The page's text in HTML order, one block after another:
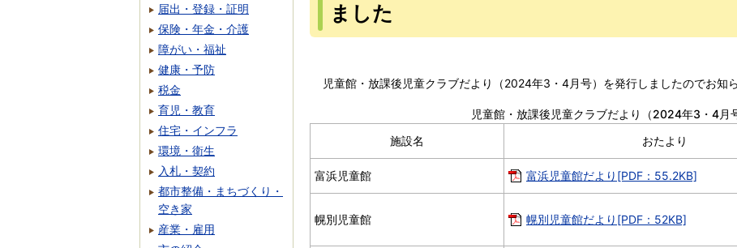
ました
児童館・放課後児童クラブだより（2024年3・4月号）を発行しましたのでお知ら
児童館・放課後児童クラブだより（2024年3・4月号
施設名
おたより
富浜児童館 富浜児童館だより[PDF：55.2KB]
幌別児童館 幌別児童館だより[PDF：52KB]
届出・登録・証明
保険・年金・介護
障がい・福祉
健康・予防
税金
育児・教育
住宅・インフラ
環境・衛生
入札・契約
都市整備・まちづくり・
空き家
産業・雇用